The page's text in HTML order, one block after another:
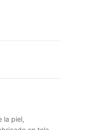
la piel,